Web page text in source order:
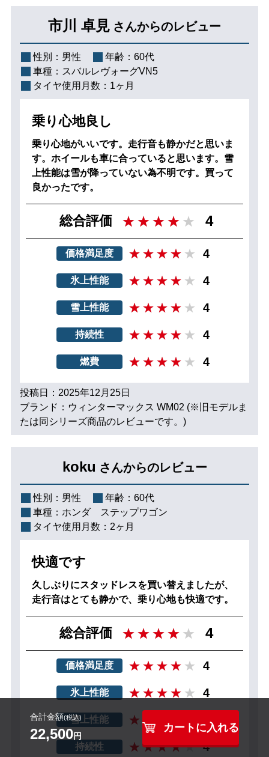
合計金額(税込)
22,500円
カートに入れる
市川 卓見 さんからのレビュー
性別： 男性 年齢： 60代
車種： スバルレヴォーグVN5
タイヤ使用月数： 1ヶ月
乗り心地良し
乗り心地がいいです。走行音も静かだと思いま
す。ホイールも車に合っていると思います。雪
上性能は雪が降っていない為不明です。買って
良かったです。
総合評価 4
価格満足度 4
氷上性能 4
雪上性能 4
持続性 4
燃費 4
投稿日：2025年12月25日
ブランド：ウィンターマックス WM02 (※旧モデルま
たは同シリーズ商品のレビューです。)
koku さんからのレビュー
性別： 男性 年齢： 60代
車種： ホンダ ステップワゴン
タイヤ使用月数： 2ヶ月
快適です
久しぶりにスタッドレスを買い替えましたが、
走行音はとても静かで、乗り心地も快適です。
総合評価 4
価格満足度 4
氷上性能 4
雪上性能
持続性 4